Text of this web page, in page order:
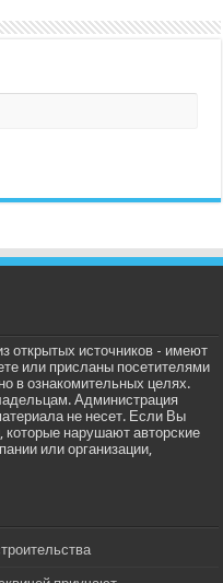
открытых источников - имеют
или присланы посетителями
в ознакомительных целях.
Администрация
не несет. Если Вы
нарушают авторские
или организации,